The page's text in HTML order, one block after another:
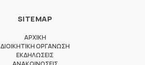
SITEMAP
ΑΡΧΙΚΗ
ΔΙΟΙΚΗΤΙΚΗ ΟΡΓΑΝΩΣΗ
ΕΚΔΗΛΩΣΕΙΣ